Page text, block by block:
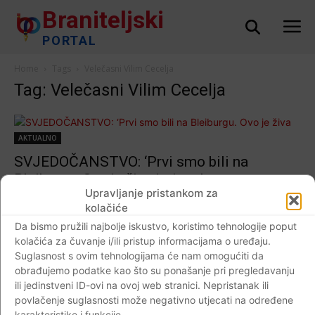
Upravljanje pristankom za
kolačiće
Da bismo pružili najbolje iskustvo, koristimo tehnologije poput
kolačića za čuvanje i/ili pristup informacijama o uređaju.
Suglasnost s ovim tehnologijama će nam omogućiti da
obrađujemo podatke kao što su ponašanje pri pregledavanju
ili jedinstveni ID-ovi na ovoj web stranici. Nepristanak ili
povlačenje suglasnosti može negativno utjecati na određene
Braniteljski
PORTAL
Tag: Velečasni Vilim Cecelja
AKTUALNO
SVJEDOČANSTVO: ‘Prvi smo bili na
Bleiburgu. Ovo je živa istina…’
Braniteljski portal - 16.05.2020 0
Dijaspora
SVJEDOČANSTVO: ‘Prvi smo bili na
Bleiburgu. Ovo je živa istina…’Roditelji nikad